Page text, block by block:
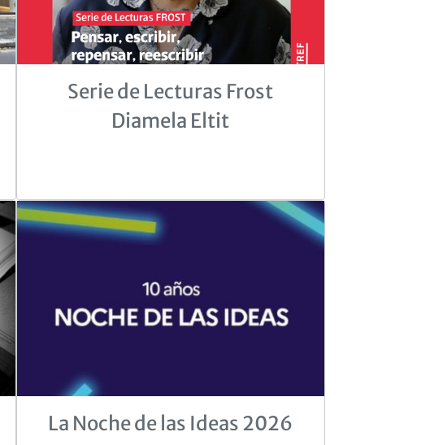
Serie de Lecturas Frost
Diamela Eltit
La Noche de las Ideas 2026